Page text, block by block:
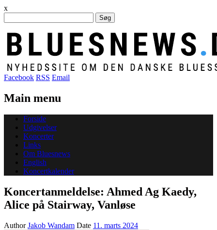
x
efter:
Facebook RSS Email
Main menu
Skip
content
Forside
Udgivelser
Koncerter
Links
Om Bluesnews
English
Koncertkalender
Koncertanmeldelse: Ahmed Ag Kaedy,
Alice på Stairway, Vanløse
AuthorJakob Wandam Date 11. marts 2024